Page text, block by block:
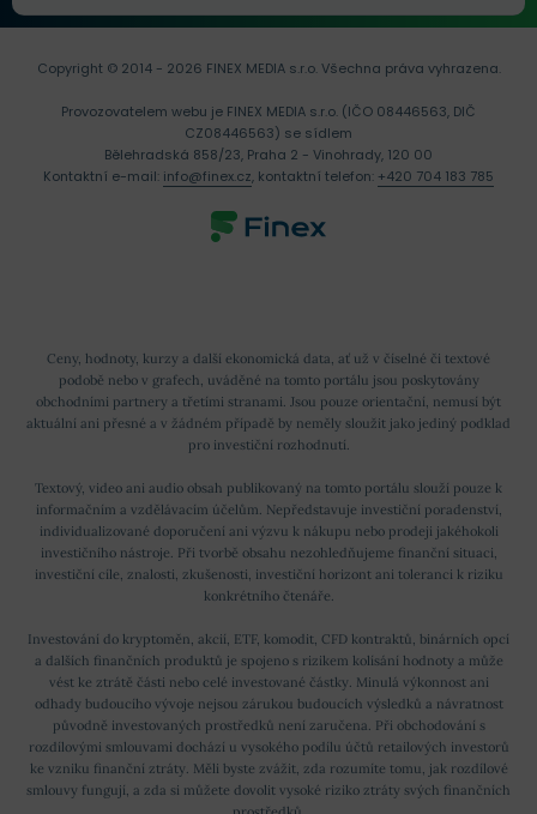
Ceny, hodnoty, kurzy a další ekonomická data, ať už v číselné či textové
podobě nebo v grafech, uváděné na tomto portálu jsou poskytovány
obchodními partnery a třetími stranami. Jsou pouze orientační, nemusí být
aktuální ani přesné a v žádném případě by neměly sloužit jako jediný podklad
pro investiční rozhodnutí.
Textový, video ani audio obsah publikovaný na tomto portálu slouží pouze k
informačním a vzdělávacím účelům. Nepředstavuje investiční poradenství,
individualizované doporučení ani výzvu k nákupu nebo prodeji jakéhokoli
investičního nástroje. Při tvorbě obsahu nezohledňujeme finanční situaci,
investiční cíle, znalosti, zkušenosti, investiční horizont ani toleranci k riziku
konkrétního čtenáře.
Investování do kryptoměn, akcií, ETF, komodit, CFD kontraktů, binárních opcí
a dalších finančních produktů je spojeno s rizikem kolísání hodnoty a může
vést ke ztrátě části nebo celé investované částky. Minulá výkonnost ani
odhady budoucího vývoje nejsou zárukou budoucích výsledků a návratnost
původně investovaných prostředků není zaručena. Při obchodování s
rozdílovými smlouvami dochází u vysokého podílu účtů retailových investorů
ke vzniku finanční ztráty. Měli byste zvážit, zda rozumíte tomu, jak rozdílové
smlouvy fungují, a zda si můžete dovolit vysoké riziko ztráty svých finančních
Copyright © 2014 - 2026 FINEX MEDIA s.r.o.Všechna práva vyhrazena.
Provozovatelem webu je FINEX MEDIA s.r.o. (IČO 08446563, DIČ
CZ08446563) se sídlem
Bělehradská 858/23, Praha 2 - Vinohrady, 120 00
Kontaktní e-mail: info@finex.cz, kontaktní telefon: +420 704 183 785